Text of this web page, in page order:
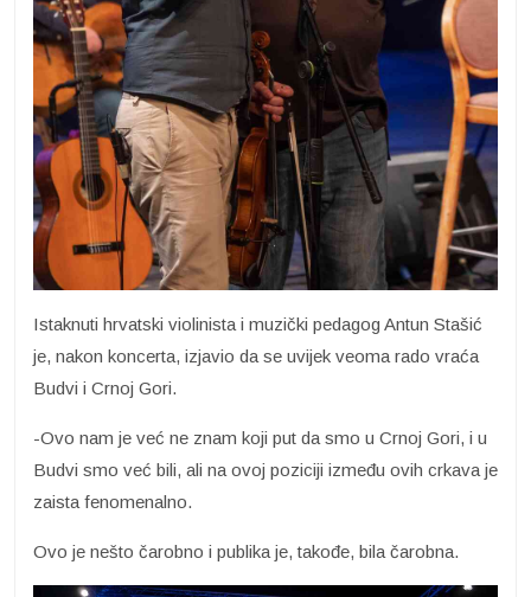
Istaknuti hrvatski violinista i muzički pedagog Antun Stašić
je, nakon koncerta, izjavio da se uvijek veoma rado vraća
Budvi i Crnoj Gori.
-Ovo nam je već ne znam koji put da smo u Crnoj Gori, i u
Budvi smo već bili, ali na ovoj poziciji između ovih crkava je
zaista fenomenalno.
Ovo je nešto čarobno i publika je, takođe, bila čarobna.